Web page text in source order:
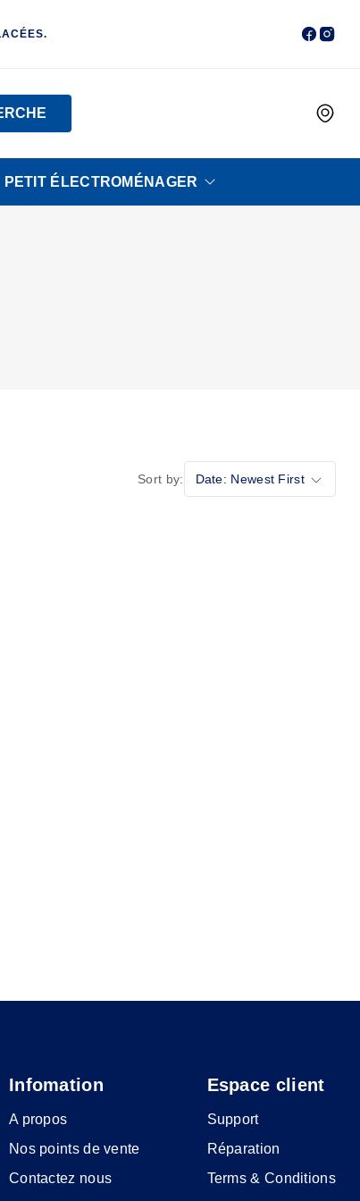
PETIT ÉLECTROMÉNAGER
Sort by: Date: Newest First
Infomation
A propos
Nos points de vente
Contactez nous
Espace client
Support
Réparation
Terms & Conditions